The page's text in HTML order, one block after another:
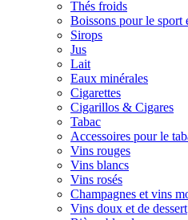
Thés froids
Boissons pour le sport
Sirops
Jus
Lait
Eaux minérales
Cigarettes
Cigarillos & Cigares
Tabac
Accessoires pour le
Vins rouges
Vins blancs
Vins rosés
Champagnes et vins
Vins doux et de dessert